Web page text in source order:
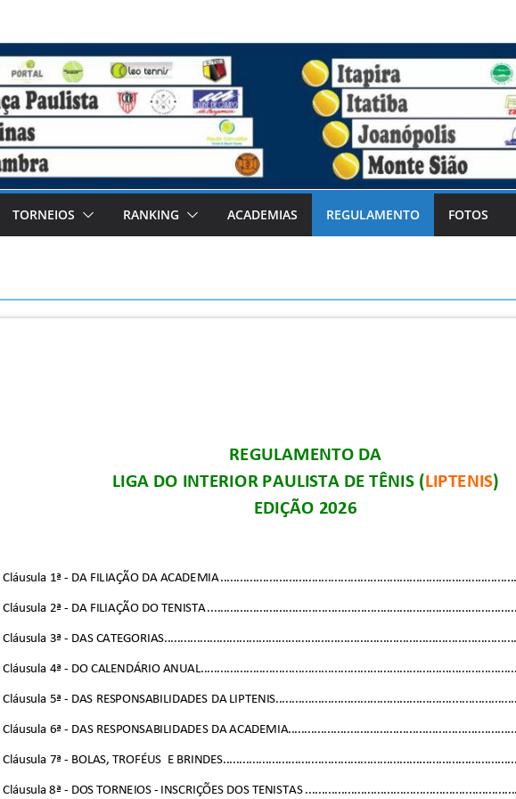
TORNEIOS RANKING ACADEMIAS REGULAMENTO FOTOS